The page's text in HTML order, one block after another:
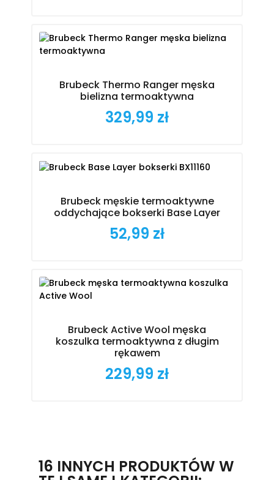
Brubeck Thermo Ranger męska
bielizna termoaktywna
Cena
329,99 zł
Brubeck męskie termoaktywne
oddychające bokserki Base Layer
Cena
52,99 zł
Brubeck Active Wool męska
koszulka termoaktywna z długim
rękawem
Cena
229,99 zł
16 INNYCH PRODUKTÓW W